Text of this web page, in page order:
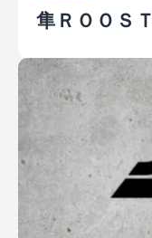
隼ＲＯＯＳＴ